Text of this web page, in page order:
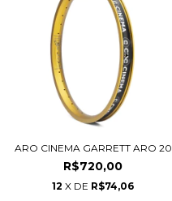
ARO CINEMA GARRETT ARO 20
R$720,00
12 X DE R$74,06